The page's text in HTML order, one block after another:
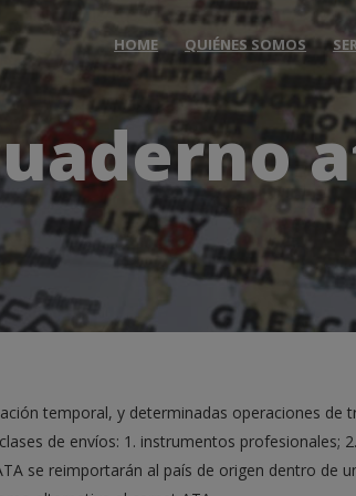
HOME QUIÉNES SOMOS
temporal, y determinadas operaciones de
de envíos: 1. instrumentos profesionales;
se reimportarán al país de origen dentro de